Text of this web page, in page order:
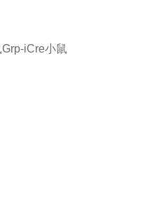
Grp-iCre小鼠